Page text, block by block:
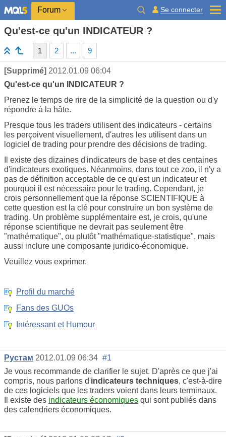
Forum Se connecter
Qu'est-ce qu'un INDICATEUR ?
1 2 ... 9
[Supprimé] 2012.01.09 06:04
Qu'est-ce qu'un INDICATEUR ?
Prenez le temps de rire de la simplicité de la question ou d'y
répondre à la hâte.
Presque tous les traders utilisent des indicateurs - certains
les perçoivent visuellement, d'autres les utilisent dans un
logiciel de trading pour prendre des décisions de trading.
Il existe des dizaines d'indicateurs de base et des centaines
d'indicateurs exotiques. Néanmoins, dans tout ce zoo, il n'y a
pas de définition acceptable de ce qu'est un indicateur et
pourquoi il est nécessaire pour le trading. Cependant, je
crois personnellement que la réponse SCIENTIFIQUE à
cette question est la clé pour construire un bon système de
trading. Un problème supplémentaire est, je crois, qu'une
réponse scientifique ne devrait pas seulement être
"mathématique", ou plutôt "mathématique-statistique", mais
aussi inclure une composante juridico-économique.
Veuillez vous exprimer.
Profil du marché
Fans des GUOs
Intéressant et Humour
Рустам 2012.01.09 06:34 #1
Je vous recommande de clarifier le sujet. D'après ce que j'ai
compris, nous parlons d'indicateurs techniques, c'est-à-dire
de ces logiciels que les traders voient dans leurs terminaux.
Il existe des indicateurs économiques qui sont publiés dans
des calendriers économiques.